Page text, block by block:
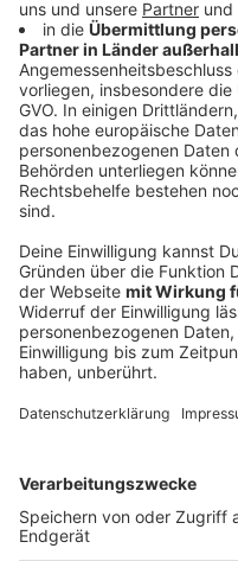
©picture alliance/
Die Gewalt gegenüber
weiter zu. Experten
greifenden
Anzeige
Gewalt gegen
gesellschaftliches
Anzeige
das nicht nur die
gefährdet, sondern
öffentliche Ordnung